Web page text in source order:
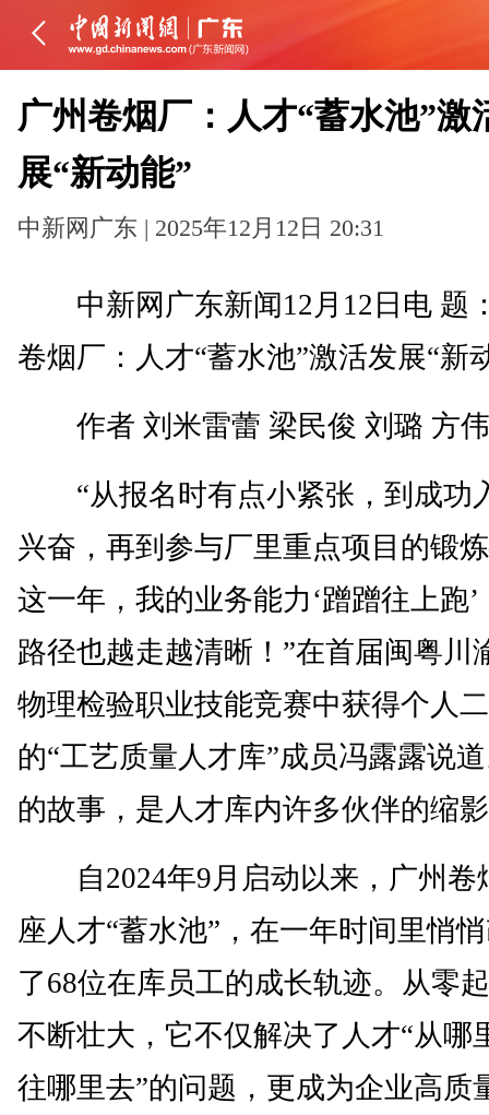
广州卷烟厂：人才“蓄水池”激
展“新动能”
中新网广东 | 2025年12月12日 20:31
中新网广东新闻12月12日电 题
卷烟厂：人才“蓄水池”激活发展“新
作者 刘米雷蕾 梁民俊 刘璐 方
“从报名时有点小紧张，到成功
兴奋，再到参与厂里重点项目的
这一年，我的业务能力‘蹭蹭往上跑’
路径也越走越清晰！”在首届闽粤川
物理检验职业技能竞赛中获得个人
的“工艺质量人才库”成员冯露露说
的故事，是人才库内许多伙伴的缩
自2024年9月启动以来，广州卷
座人才“蓄水池”，在一年时间里悄
了68位在库员工的成长轨迹。从零
不断壮大，它不仅解决了人才“从哪
往哪里去”的问题，更成为企业高质